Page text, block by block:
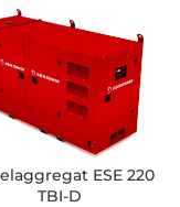
ESE 220
TBI-D